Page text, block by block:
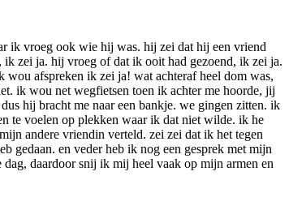
ik vroeg ook wie hij was. hij zei dat hij een vriend
ik zei ja. hij vroeg of dat ik ooit had gezoend, ik zei ja.
wou afspreken ik zei ja! wat achteraf heel dom was,
ik wou net wegfietsen toen ik achter me hoorde, jij
hij bracht me naar een bankje. we gingen zitten. ik
te voelen op plekken waar ik dat niet wilde. ik he
andere vriendin verteld. zei zei dat ik het tegen
gedaan. en veder heb ik nog een gesprek met mijn
daardoor snij ik mij heel vaak op mijn armen en